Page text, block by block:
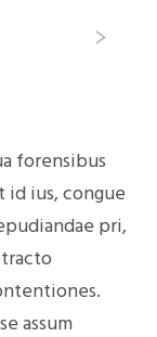
forensibus
ius, congue
pri,
assum